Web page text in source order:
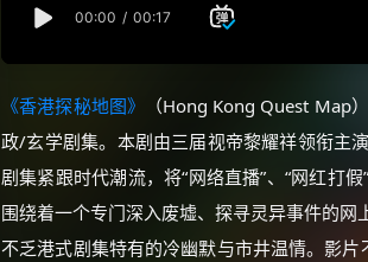
《香港探秘地图》
（Hong Kong Quest Map
政/玄学剧集。本剧由三届视帝黎耀祥领衔主
剧集紧跟时代潮流，将“网络直播”、“网红打
围绕着一个专门深入废墟、探寻灵异事件的
不乏港式剧集特有的冷幽默与市井温情。影